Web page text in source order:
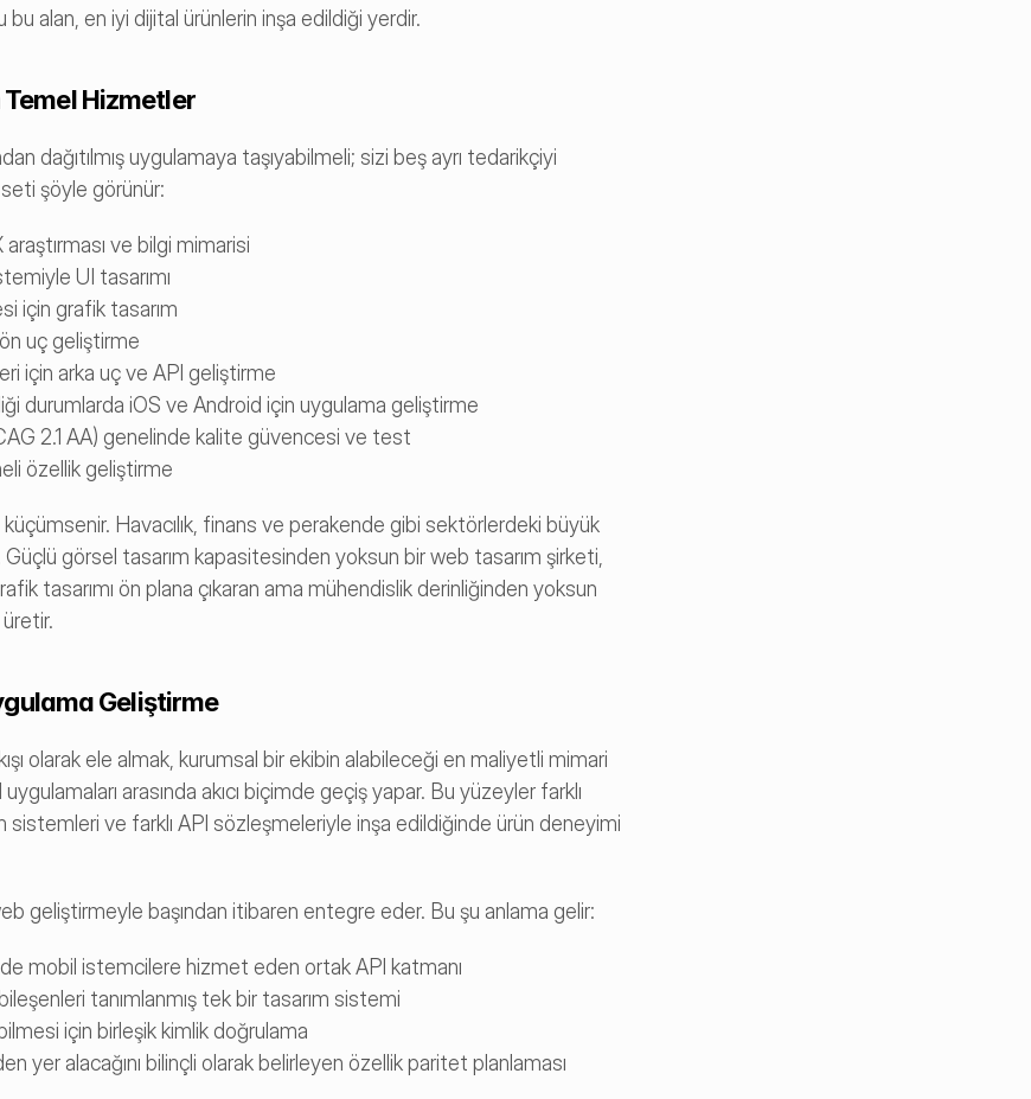
alan, en iyi dijital ürünlerin inşa edildiği yerdir.
Temel Hizmetler
dağıtılmış uygulamaya taşıyabilmeli; sizi beş ayrı tedarikçiyi
şöyle görünür:
ve bilgi mimarisi
UI tasarımı
için grafik tasarım
uç geliştirme
için arka uç ve API geliştirme
durumlarda iOS ve Android için uygulama geliştirme
2.1 AA) genelinde kalite güvencesi ve test
özellik geliştirme
Havacılık, finans ve perakende gibi sektörlerdeki büyük
görsel tasarım kapasitesinden yoksun bir web tasarım şirketi,
tasarımı ön plana çıkaran ama mühendislik derinliğinden yoksun
Geliştirme
olarak ele almak, kurumsal bir ekibin alabileceği en maliyetli mimari
arasında akıcı biçimde geçiş yapar. Bu yüzeyler farklı
sistemleri ve farklı API sözleşmeleriyle inşa edildiğinde ürün deneyimi
geliştirmeyle başından itibaren entegre eder. Bu şu anlama gelir:
mobil istemcilere hizmet eden ortak API katmanı
tanımlanmış tek bir tasarım sistemi
için birleşik kimlik doğrulama
yer alacağını bilinçli olarak belirleyen özellik paritet planlaması